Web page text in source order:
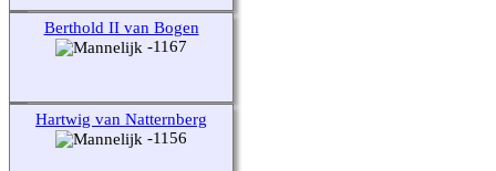
Berthold II van Bogen
-1167
Hartwig van Natternberg
-1156